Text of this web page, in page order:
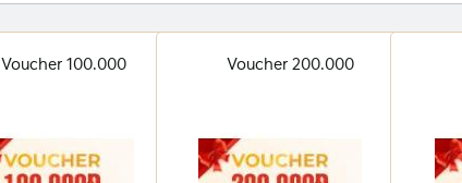
Voucher 100.000 Voucher 200.000